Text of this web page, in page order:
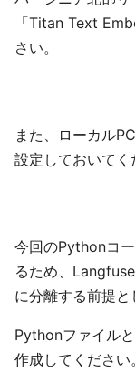
「Titan Text
さい。
また、ローカル
設定しておいてく
今回のPythonコ
るため、
に分離する前提と
Pythonファイル
作成してくださ